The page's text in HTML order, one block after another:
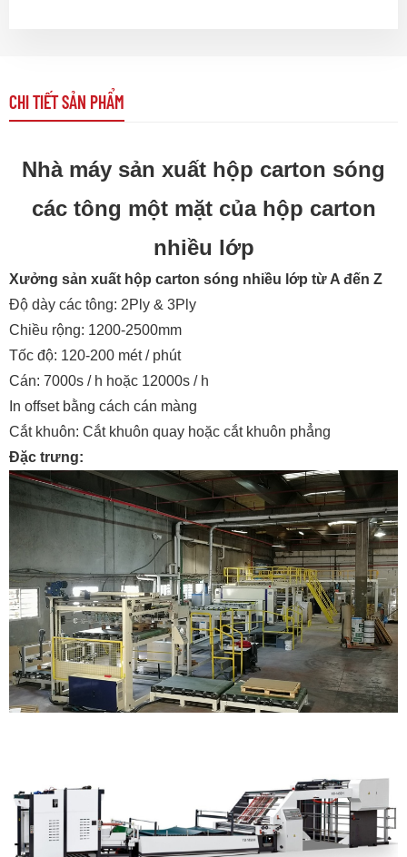
CHI TIẾT SẢN PHẨM
Nhà máy sản xuất hộp carton sóng
các tông một mặt của hộp carton
nhiều lớp
Xưởng sản xuất hộp carton sóng nhiều lớp từ A đến Z
Độ dày các tông: 2Ply & 3Ply
Chiều rộng: 1200-2500mm
Tốc độ: 120-200 mét / phút
Cán: 7000s / h hoặc 12000s / h
In offset bằng cách cán màng
Cắt khuôn: Cắt khuôn quay hoặc cắt khuôn phẳng
Đặc trưng: